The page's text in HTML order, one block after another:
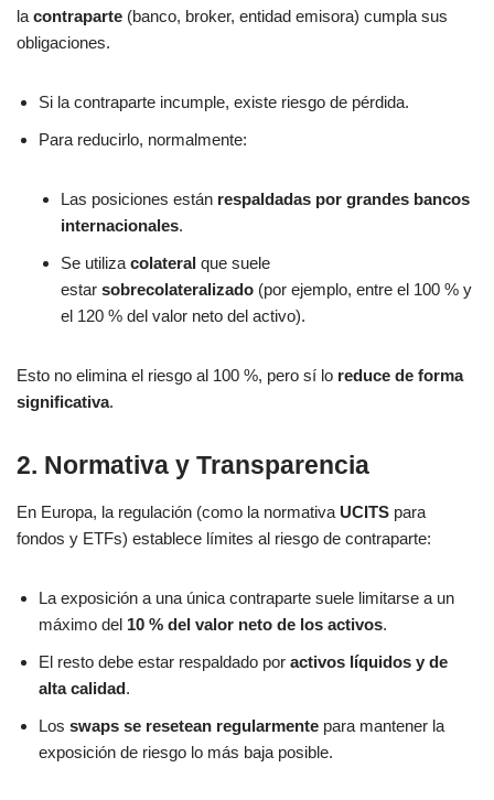
la contraparte (banco, broker, entidad emisora) cumpla sus
obligaciones.
Si la contraparte incumple, existe riesgo de pérdida.
Para reducirlo, normalmente:
Las posiciones están respaldadas por grandes bancos
internacionales.
Se utiliza colateral que suele
estar sobrecolateralizado (por ejemplo, entre el 100 % y
el 120 % del valor neto del activo).
Esto no elimina el riesgo al 100 %, pero sí lo reduce de forma
significativa.
2. Normativa y Transparencia
En Europa, la regulación (como la normativa UCITS para
fondos y ETFs) establece límites al riesgo de contraparte:
La exposición a una única contraparte suele limitarse a un
máximo del 10 % del valor neto de los activos.
El resto debe estar respaldado por activos líquidos y de
alta calidad.
Los swaps se resetean regularmente para mantener la
exposición de riesgo lo más baja posible.